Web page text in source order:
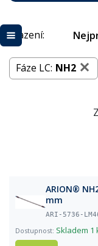
Řazení:
Fáze LC: NH2
ARION®
mm
ARI-5736-
Skladem 1